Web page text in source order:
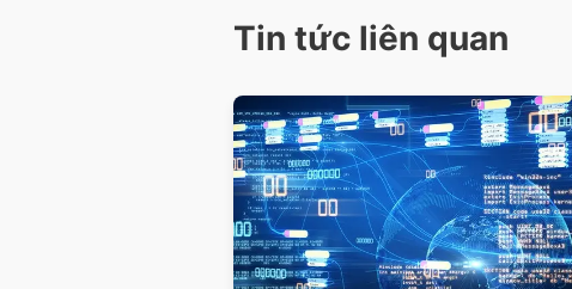
Tin tức liên quan